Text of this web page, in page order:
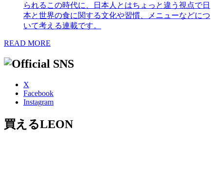
られるこの時代に、日本人とはちょっと違う視点で日
本と世界の食に関する文化や習慣、メニューなどにつ
いて考える連載です。
READ MORE
X
Facebook
Instagram
買えるLEON